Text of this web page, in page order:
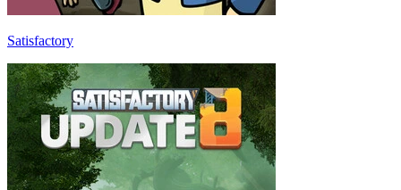
Satisfactory